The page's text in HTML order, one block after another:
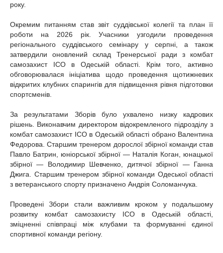
року.
Окремим питанням став звіт суддівської колегії та план її
роботи на 2026 рік. Учасники узгодили проведення
регіонального суддівського семінару у серпні, а також
затвердили оновлений склад Тренерської ради з комбат
самозахист ІСО в Одеській області. Крім того, активно
обговорювалася ініціатива щодо проведення щотижневих
відкритих клубних спарингів для підвищення рівня підготовки
спортсменів.
За результатами Зборів було ухвалено низку кадрових
рішень. Виконавчим директором відокремленого підрозділу з
комбат самозахист ІСО в Одеській області обрано Валентина
Федорова. Старшим тренером дорослої збірної команди став
Павло Батрин, юніорської збірної — Наталія Коган, юнацької
збірної — Володимир Шевченко, дитячої збірної — Ганна
Джига. Старшим тренером збірної команди Одеської області
з ветеранського спорту призначено Андрія Соломанчука.
Проведені Збори стали важливим кроком у подальшому
розвитку комбат самозахисту ІСО в Одеській області,
зміцненні співпраці між клубами та формуванні єдиної
спортивної команди регіону.